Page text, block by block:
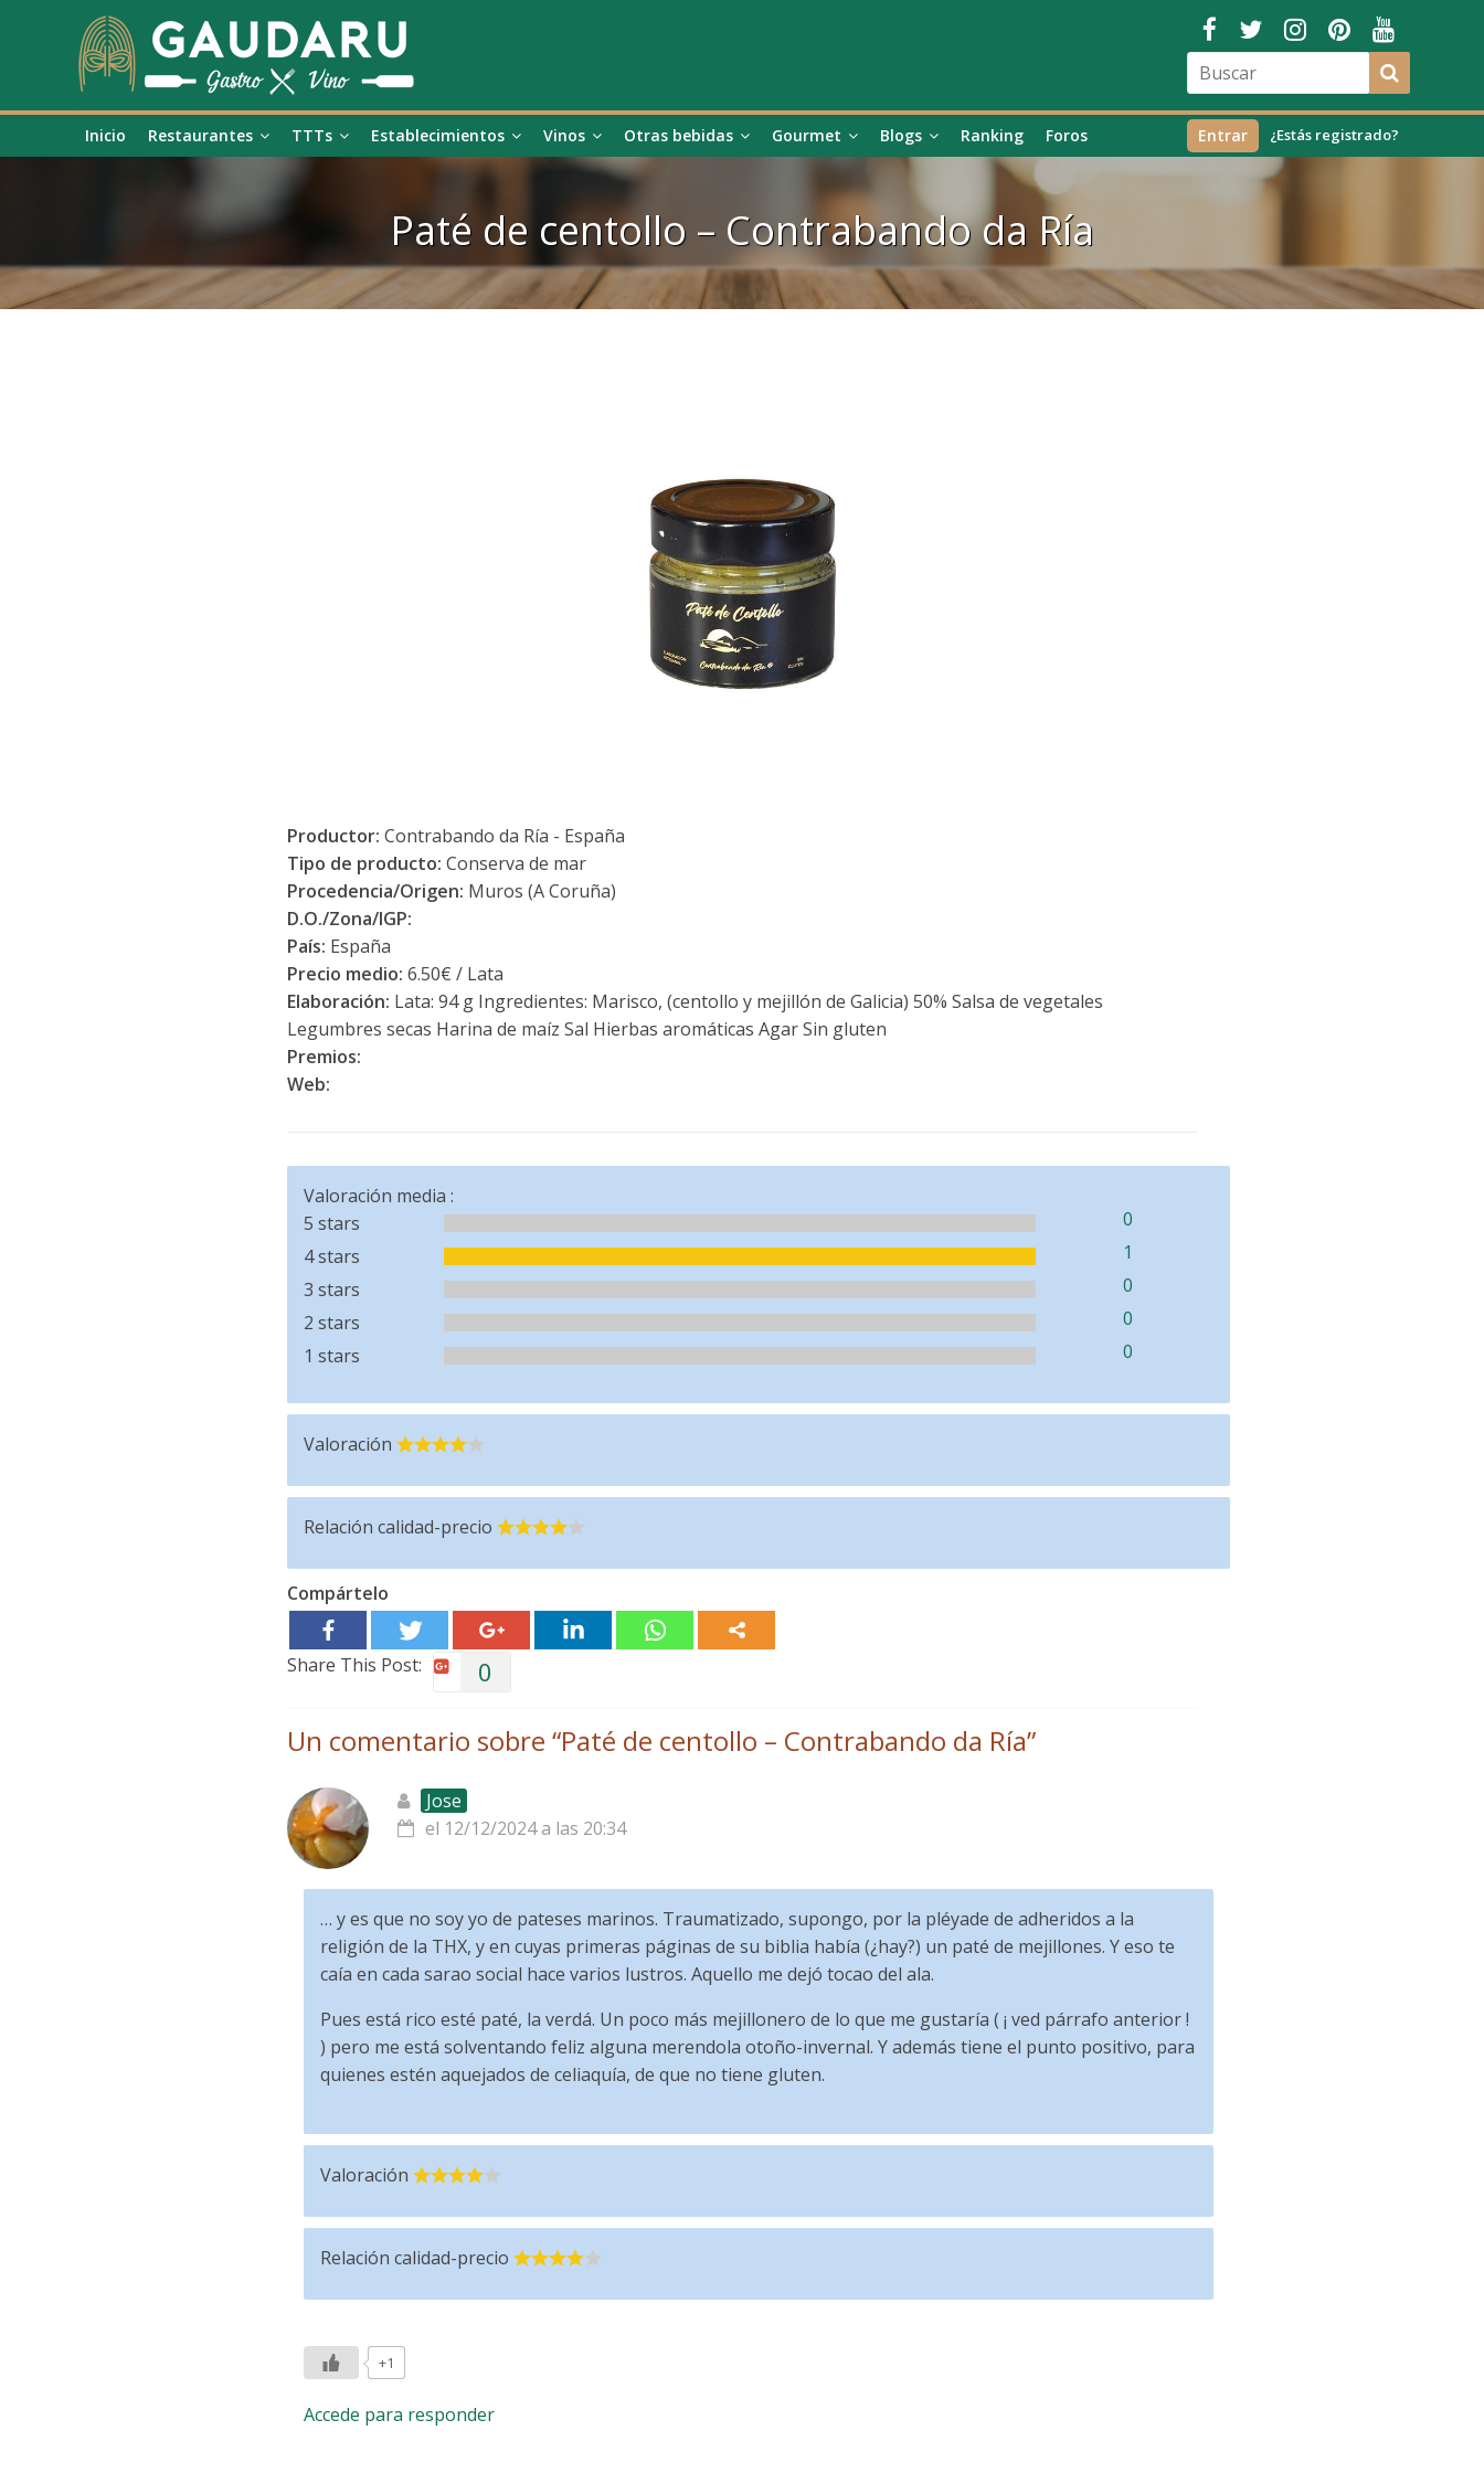
Inicio Restaurantes TTTs Establecimientos Vinos Otras bebidas Gourmet Blogs Ranking Foros ¿Estás registrado?
Entrar
Paté de centollo – Contrabando da Ría
Productor: Contrabando da Ría - España
Tipo de producto: Conserva de mar
Procedencia/Origen: Muros (A Coruña)
D.O./Zona/IGP:
País: España
Precio medio: 6.50€ / Lata
Elaboración: Lata: 94 g Ingredientes: Marisco, (centollo y mejillón de Galicia) 50% Salsa de vegetales
Legumbres secas Harina de maíz Sal Hierbas aromáticas Agar Sin gluten
Premios:
Web:
Valoración media :
5 stars
0
4 stars
1
3 stars
0
2 stars
0
1 stars
0
Valoración
Relación calidad-precio
Compártelo
Share This Post: 0
Un comentario sobre “Paté de centollo – Contrabando da Ría”
Jose
el 12/12/2024 a las 20:34
… y es que no soy yo de pateses marinos. Traumatizado, supongo, por la pléyade de adheridos a la
religión de la THX, y en cuyas primeras páginas de su biblia había (¿hay?) un paté de mejillones. Y eso te
caía en cada sarao social hace varios lustros. Aquello me dejó tocao del ala.
Pues está rico esté paté, la verdá. Un poco más mejillonero de lo que me gustaría ( ¡ ved párrafo anterior !
) pero me está solventando feliz alguna merendola otoño-invernal. Y además tiene el punto positivo, para
quienes estén aquejados de celiaquía, de que no tiene gluten.
Valoración
Relación calidad-precio
+1
Accede para responder